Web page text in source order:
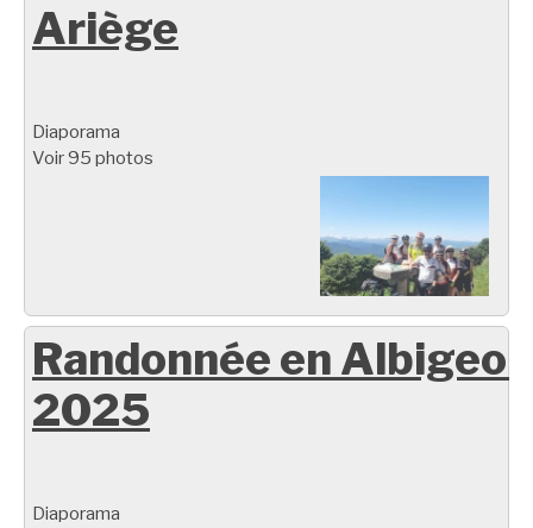
Ariège
Diaporama
Voir 95 photos
Randonnée en
2025
Diaporama